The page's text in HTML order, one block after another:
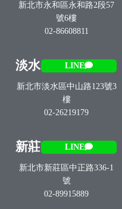
新北市永和區永和路2段57
號6樓
02-86608811
淡水 LINE
新北市淡水區中山路123號3
樓
02-26219179
新莊 LINE
新北市新莊區中正路336-1
號
02-89915889